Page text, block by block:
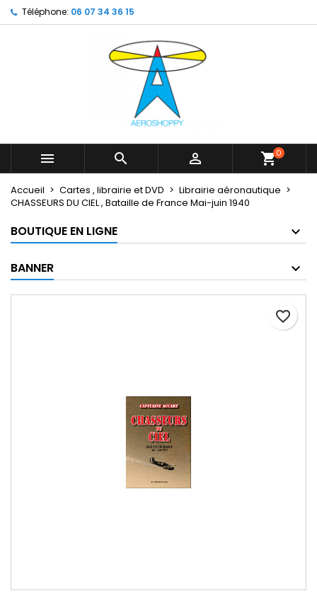
Téléphone: 06 07 34 36 15
   shopping_cart0
Accueil Cartes , librairie et DVD
Librairie aéronautique
CHASSEURS DU CIEL , Bataille de France Mai-juin 1940
BOUTIQUE EN LIGNE
BANNER
favorite_border
My wishlists ×
Create new list
Créer une liste d'envies ×
Nom de la liste d'envies
Connexion ×
Vous devez être connecté pour ajouter des produits
Annuler